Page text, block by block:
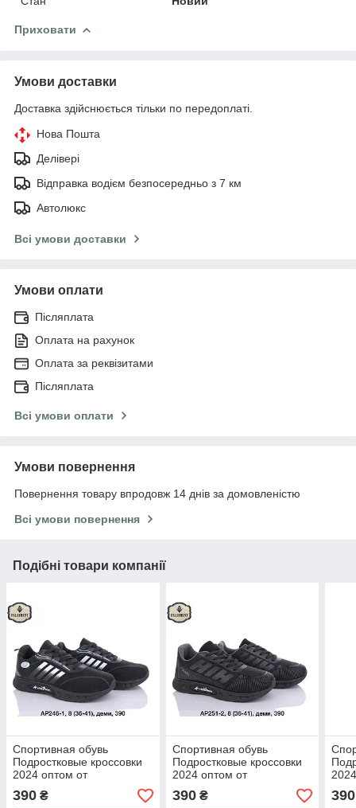
Приховати
Умови доставки
Доставка здійснюється тільки по передоплаті.
Нова Пошта
Делівері
Відправка водієм безпосередньо з 7 км
Автолюкс
Всі умови доставки
Умови оплати
Післяплата
Оплата на рахунок
Оплата за реквізитами
Післяплата
Всі умови оплати
Умови повернення
Повернення товару впродовж 14 днів за домовленістю
Всі умови повернення
Подібні товари компанії
Спортивная обувь
Подростковые кроссовки
2024 оптом от
производителя Paliament
(36-41)
390 ₴
Спортивная обувь
Подростковые кроссовки
2024 оптом от
производителя Paliament
(36-41)
390₴
(36-
390